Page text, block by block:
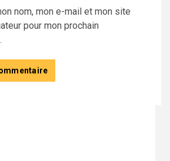
nom, mon e-mail et mon site
pour mon prochain